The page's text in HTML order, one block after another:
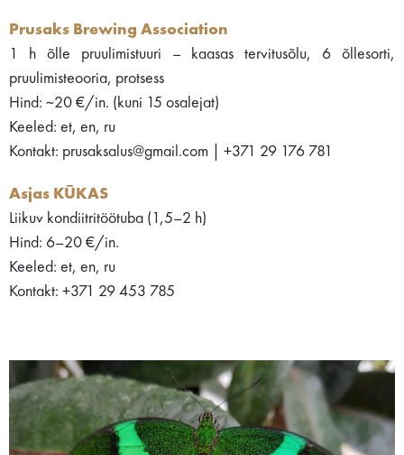
Prusaks Brewing Association
1 h õlle pruulimistuuri – kaasas tervitusõlu, 6 õllesorti,
pruulimisteooria, protsess
Hind: ~20 €/in. (kuni 15 osalejat)
Keeled: et, en, ru
Kontakt: prusaksalus@gmail.com | +371 29 176 781
Asjas KŪKAS
Liikuv kondiitritöötuba (1,5–2 h)
Hind: 6–20 €/in.
Keeled: et, en, ru
Kontakt: +371 29 453 785